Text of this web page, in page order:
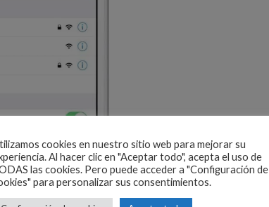
cookies en nuestro sitio web para mejorar su
Al hacer clic en "Aceptar todo", acepta el uso de
las cookies. Pero puede acceder a "Configuración de
para personalizar sus consentimientos.